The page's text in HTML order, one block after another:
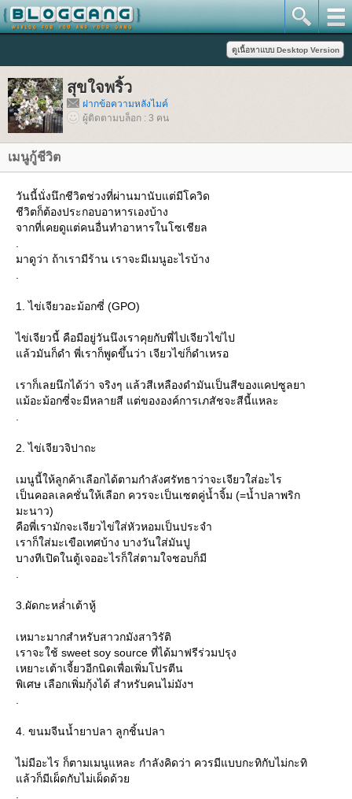
สุขใจพริ้ว
ฝากข้อความหลังไมค์
ผู้ติดตามบล็อก : 3 คน
เมนูกู้ชีวิต
วันนี้นั่งนึกชีวิตช่วงที่ผ่านมานับแต่มีโควิด
ชีวิตก็ต้องประกอบอาหารเองบ้าง
จากที่เคยดูแต่คนอื่นทำอาหารในโซเชียล
มาดูว่า ถ้าเรามีร้าน เราจะมีเมนูอะไรบ้าง
1. ไข่เจียวอะม้อกซี่ (GPO)
ไข่เจียวนี้ คือมีอยู่วันนึงเราคุยกับพี่ไปเจียวไข่ไป
ล้วมันก็ดำ พี่เราก็พูดขึ้นว่า เจียวไข่ก็ดำเหรอ
เราก็เลยนึกได้ว่า จริงๆ แล้วสีเหลืองดำมันเป็นสีของแคปซูลยา
ม้อะม้อกซี่จะมีหลายสี แต่ขององค์การเภสัชจะสีนี้แหละ
2. ไข่เจียวจิปาถะ
เมนูนี้ให้ลูกค้าเลือกได้ตามกำลังศรัทธาว่าจะเจียวใส่อะไร
เป็นคอลเลคชั่นให้เลือก ควรจะเป็นเซตคู่น้ำจิ้ม (=น้ำปลาพริก
มะนาว)
คือพี่เรามักจะเจียวไข่ใส่หัวหอมเป็นประจำ
เราก็ใส่มะเขือเทศบ้าง บางวันใส่มันปู
บางทีเปิดในตู้เจออะไรก็ใส่ตามใจชอบก็มี
3.ผัดกะหล่ำเต้าหู้
เหมาะมากสำหรับสาวกมังสาวิรัติ
เราจะใช้ sweet soy source ที่ได้มาฟรีร่วมปรุง
เหยาะเต้าเจี้ยวอีกนิดเพื่อเพิ่มโปรตีน
พิเศษ เลือกเพิ่มกุ้งได้ สำหรับคนไม่มังฯ
4. ขนมจีนน้ำยาปลา ลูกชิ้นปลา
ไม่มีอะไร ก็ตามเมนูแหละ กำลังคิดว่า ควรมีแบบกะทิกับไม่กะทิ
ล้วก็มีเผ็ดกับไม่เผ็ดด้ว